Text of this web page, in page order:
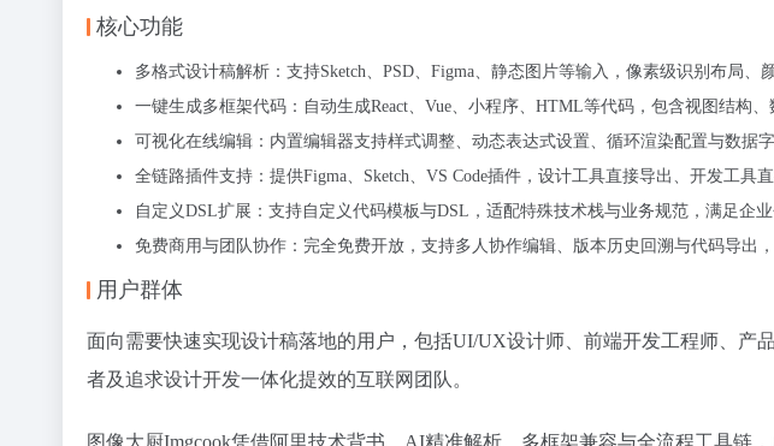
核心功能
多格式设计稿解析：支持Sketch、PSD、Figma、静态图片等输入，像素级识别布局、
一键生成多框架代码：自动生成React、Vue、小程序、HTML等代码，包含视图结构
可视化在线编辑：内置编辑器支持样式调整、动态表达式设置、循环渲染配置与数据
全链路插件支持：提供Figma、Sketch、VS Code插件，设计工具直接导出、开发工具
自定义DSL扩展：支持自定义代码模板与DSL，适配特殊技术栈与业务规范，满足企业
免费商用与团队协作：完全免费开放，支持多人协作编辑、版本历史回溯与代码导出
用户群体
面向需要快速实现设计稿落地的用户，包括UI/UX设计师、前端开发工程师、产
者及追求设计开发一体化提效的互联网团队。
图像大厨Imgcook凭借阿里技术背书、AI精准解析、多框架兼容与全流程工具链